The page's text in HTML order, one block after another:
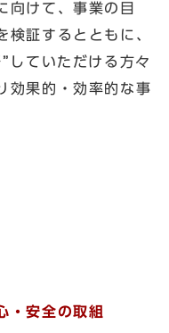
向けて、事業の目
検証するとともに、
していただける方々
効果的・効率的な事
・安全の取組